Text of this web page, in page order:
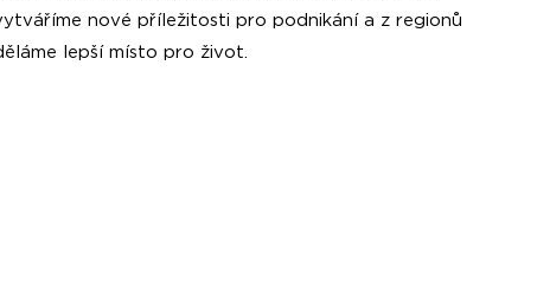
nové příležitosti pro podnikání a z regionů
lepší místo pro život.